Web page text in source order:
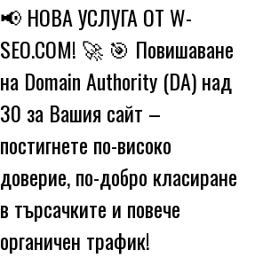
📢 НОВА УСЛУГА ОТ W-
SEO.COM! 🚀 🎯 Повишаване
на Domain Authority (DA) над
30 за Вашия сайт –
постигнете по-високо
доверие, по-добро класиране
в търсачките и повече
органичен трафик!